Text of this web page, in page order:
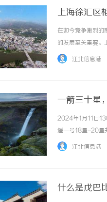
上海徐汇区
在如今竞争激烈的
的发展至关重要。
大量的写字楼可供
江北信息港
一箭三十星
2024年1月11日13
遥一号18星-20星
作的东方空间自主
江北信息港
什么是戊巴